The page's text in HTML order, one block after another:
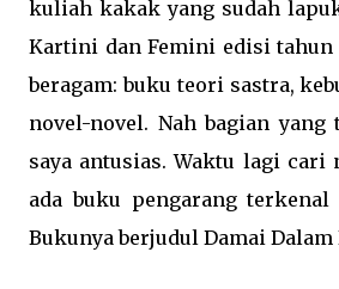
kuliah kakak yang sudah
Kartini dan Femini edisi tahun
beragam: buku teori sastra,
novel-novel. Nah bagian
saya antusias. Waktu lagi cari
ada buku pengarang terkenal
Bukunya berjudul Damai Dalam